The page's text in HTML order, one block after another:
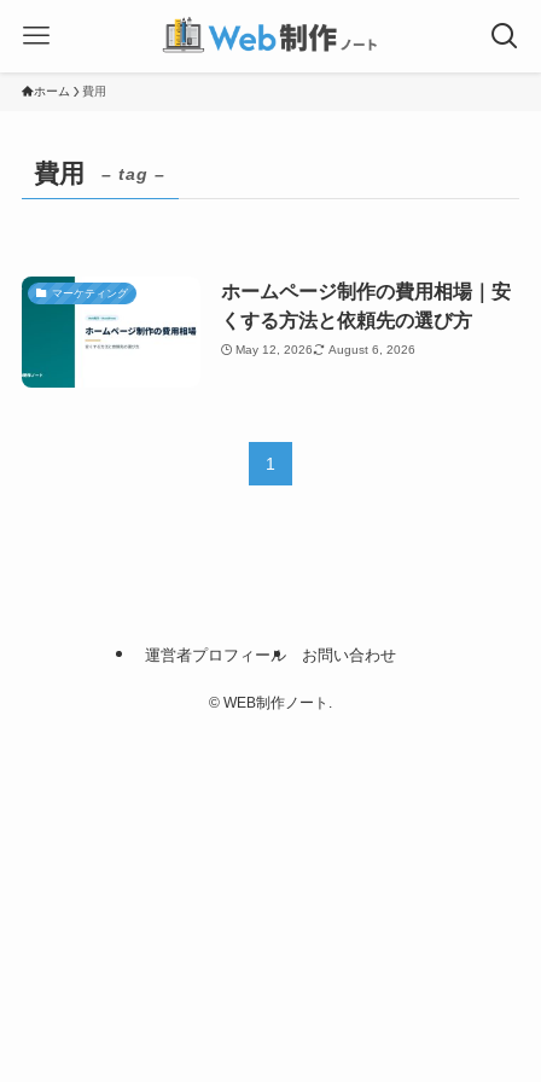
ホーム 費用
費用 – tag –
マーケティング
ホームページ制作の費用相場｜安
くする方法と依頼先の選び方
May 12, 2026 August 6, 2026
1
運営者プロフィール お問い合わせ
© WEB制作ノート.